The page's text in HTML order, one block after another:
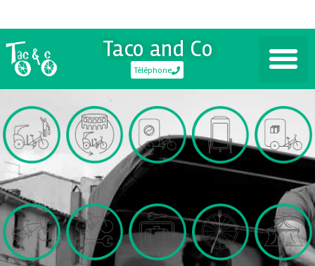
Taco and Co
Téléphone